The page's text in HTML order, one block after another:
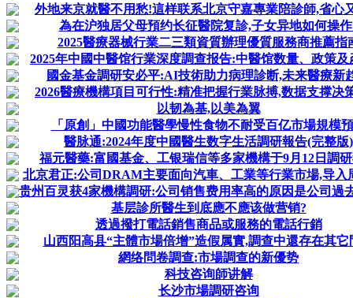
外地来京就醫不用愁!這样联系北京守嘉專業陪診師,省心
為在沪独居父母預约长征醫院复診,子女异地如何操
2025醫療器械行業二三類資質辦理優質服務商推薦指
2025年中國中醫馆行業深度調查报告:中醫馆数量、政策及
國金基金調研安必平:AI技術助力病理診断,未来醫療新
2026醫療機構項目可行性:精准把握行業脉搏,数据支撑决
以韧為基,以美為翼
「原創」中國功能醫學慢性食物不耐受百亿市場規模
醫脉通:2024年度中國醫生数字生活調研報告(完整版)
福元醫藥:富國基金、工银瑞信等多家機構于9月12日調
北京君正:公司DRAM主要面向汽車、工業等行業市場,导入
贵州百灵获4家機構調研:公司销售费用率高的原因是公司過
基层診所醫生到底應不應该做营销?
透過撥打電話銷售商品或服務的電話行銷
山西阳高县“主體市場倍增”造假属實,調查中還存在其它
網络問卷調查:市場調查的新優势
科技咨询師讲解
长沙市場調研咨询